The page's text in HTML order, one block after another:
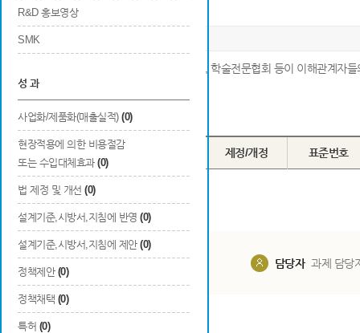
R&D 홍보영상
SMK
성 과
사업화/제품화(매출실적) (0)
현장적용에 의한 비용절감
또는 수입대체효과 (0)
법 제정 및 개선 (0)
설계기준,시방서,지침에 반영 (0)
설계기준,시방서,지침에 제안 (0)
정책제안 (0)
정책채택 (0)
특허 (0)
표준 채택
※ 국내외에서 공인된 표주놔기관, 생산자협회, 학술전문협회 등이 이해관계자
Total0건
번호 구분 제정/개정 표준번호
담당자 과제 담당